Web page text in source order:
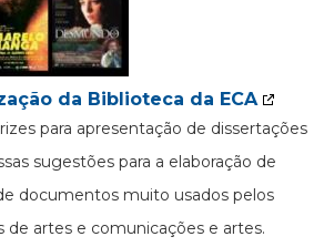
da Biblioteca da ECA
para apresentação de dissertações
sugestões para a elaboração de
documentos muito usados pelos
de artes e comunicações e artes.